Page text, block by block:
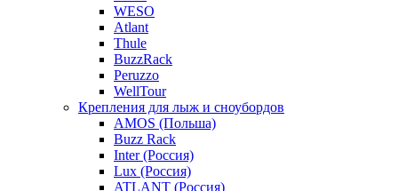
WESO
Atlant
Thule
BuzzRack
Peruzzo
WellTour
Крепления для лыж и сноубордов
AMOS (Польша)
Buzz Rack
Inter (Россия)
Lux (Россия)
ATLANT (Россия)